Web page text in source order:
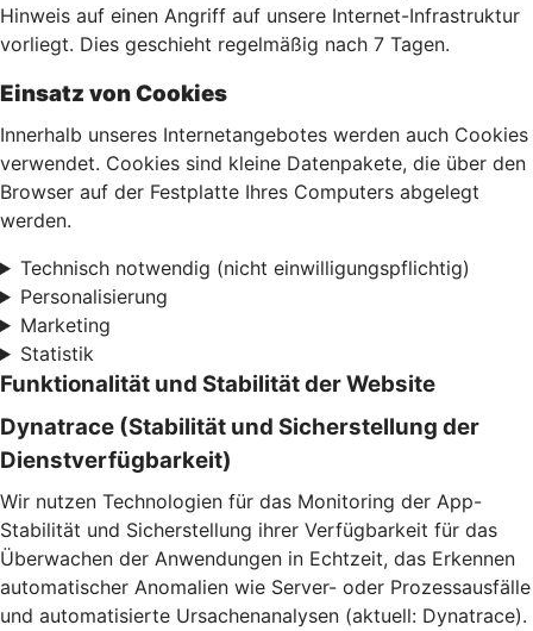
Hinweis auf einen Angriff auf unsere Internet-Infrastruktur
vorliegt. Dies geschieht regelmäßig nach 7 Tagen.
Einsatz von Cookies
Innerhalb unseres Internetangebotes werden auch Cookies
verwendet. Cookies sind kleine Datenpakete, die über den
Browser auf der Festplatte Ihres Computers abgelegt
werden.
Technisch notwendig (nicht einwilligungspflichtig)
Personalisierung
Marketing
Statistik
Funktionalität und Stabilität der Website
Dynatrace (Stabilität und Sicherstellung der
Dienstverfügbarkeit)
Wir nutzen Technologien für das Monitoring der App-
Stabilität und Sicherstellung ihrer Verfügbarkeit für das
Überwachen der Anwendungen in Echtzeit, das Erkennen
automatischer Anomalien wie Server- oder Prozessausfälle
und automatisierte Ursachenanalysen (aktuell: Dynatrace).